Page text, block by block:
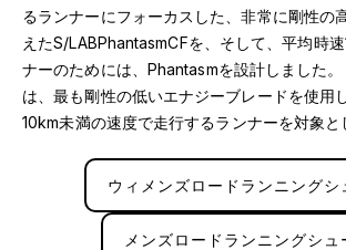
るランナーにフォーカスした、非常に剛性の
えたS/LABPhantasmCFを、そして、平均時
ナーのためには、Phantasmを設計しました
は、最も剛性の低いエナジーブレードを使用
10km未満の速度で走行するランナーを対象と
ウィメンズロードランニングシ
メンズロードランニングシュ